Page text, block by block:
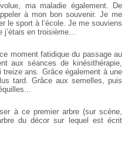
ma maladie également. De
à mon bon souvenir. Je me
le sport à l’école. Je me souviens
en troisième...
moment fatidique du passage au
aux séances de kinésithérapie,
treize ans. Grâce également à une
tard. Grâce aux semelles, puis
à ce premier arbre (sur scène,
du décor sur lequel est écrit